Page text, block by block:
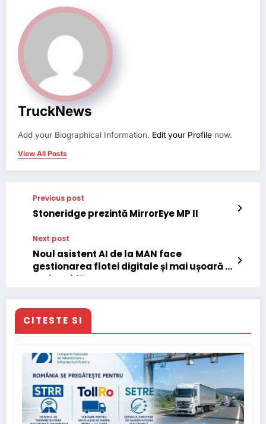
TruckNews
Add your Biographical Information. Edit your Profile now.
View All Posts
Previous post
Stoneridge prezintă MirrorEye MP II
Next post
Noul asistent AI de la MAN face
gestionarea flotei digitale și mai ușoară și
mai rapidă
CITESTE SI